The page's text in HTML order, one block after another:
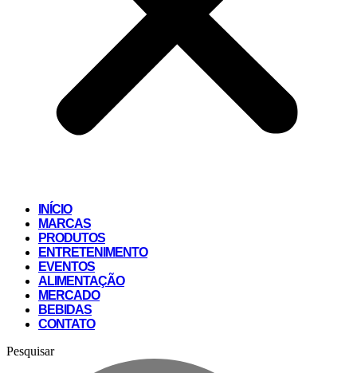
INÍCIO
MARCAS
PRODUTOS
ENTRETENIMENTO
EVENTOS
ALIMENTAÇÃO
MERCADO
BEBIDAS
CONTATO
Pesquisar